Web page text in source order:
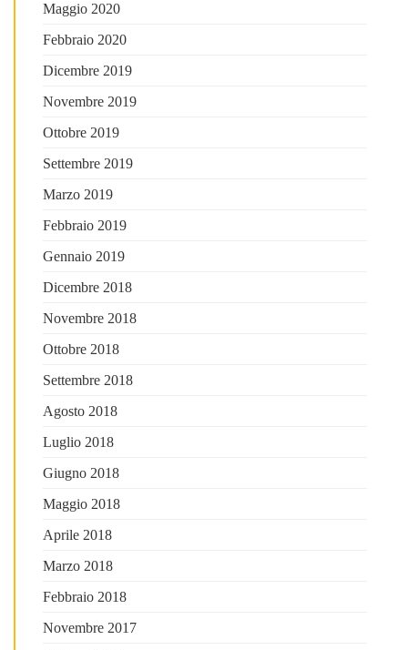
Maggio 2020
Febbraio 2020
Dicembre 2019
Novembre 2019
Ottobre 2019
Settembre 2019
Marzo 2019
Febbraio 2019
Gennaio 2019
Dicembre 2018
Novembre 2018
Ottobre 2018
Settembre 2018
Agosto 2018
Luglio 2018
Giugno 2018
Maggio 2018
Aprile 2018
Marzo 2018
Febbraio 2018
Novembre 2017